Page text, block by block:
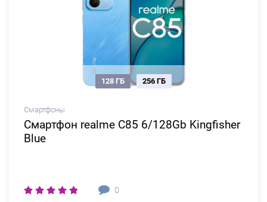
Смартфоны
Смартфон realme C85 6/128Gb Kingfisher
Blue
0
128 ГБ 256 ГБ